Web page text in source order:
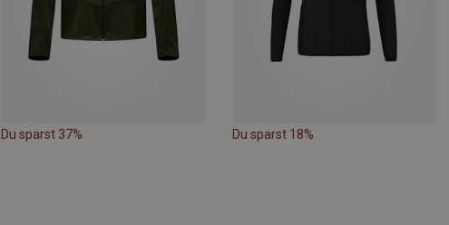
Du sparst 37% Du sparst 18%